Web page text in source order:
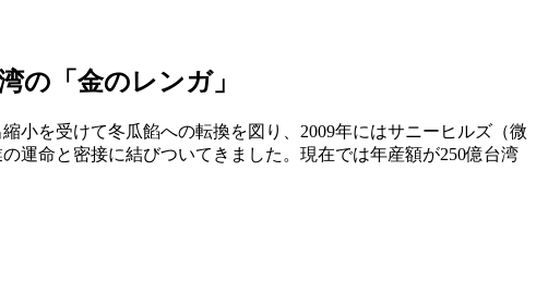
の「金のレンガ」
小を受けて冬瓜餡への転換を図り、2009年にはサニーヒルズ（微
運命と密接に結びついてきました。現在では年産額が250億台湾